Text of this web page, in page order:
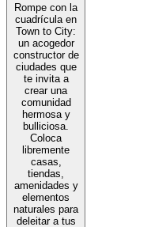
Rompe con la
cuadrícula en
Town to City:
un acogedor
constructor de
ciudades que
te invita a
crear una
comunidad
hermosa y
bulliciosa.
Coloca
libremente
casas,
tiendas,
amenidades y
elementos
naturales para
deleitar a tus